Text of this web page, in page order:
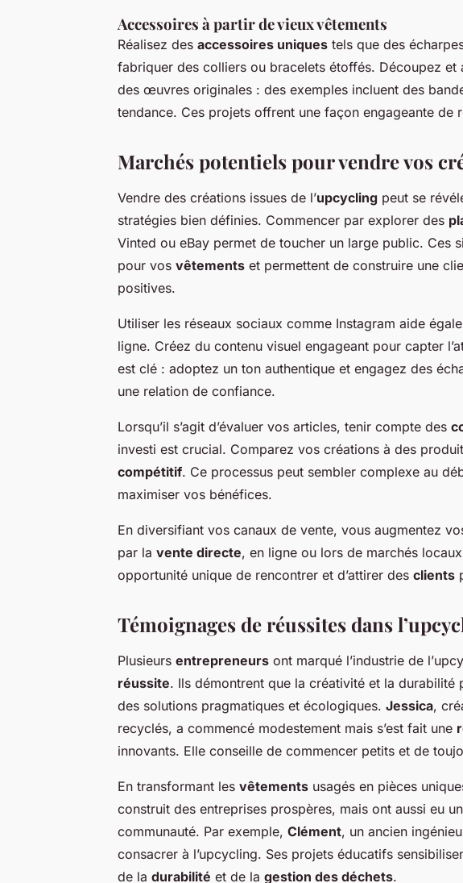
Accessoires à partir de vieux vêtements
Réalisez des accessoires uniques tels que des
fabriquer des colliers ou bracelets étoffés. Découpez et
des œuvres originales : des exemples incluent des
tendance. Ces projets offrent une façon engageante de
Marchés potentiels pour vendre vos
Vendre des créations issues de l’upcycling peut se
stratégies bien définies. Commencer par explorer des
Vinted ou eBay permet de toucher un large public. Ces
pour vos vêtements et permettent de construire une
positives.
Utiliser les réseaux sociaux comme Instagram aide
ligne. Créez du contenu visuel engageant pour capter
est clé : adoptez un ton authentique et engagez des
une relation de confiance.
Lorsqu’il s’agit d’évaluer vos articles, tenir compte des
investi est crucial. Comparez vos créations à des
compétitif. Ce processus peut sembler complexe au
maximiser vos bénéfices.
En diversifiant vos canaux de vente, vous augmentez
par la vente directe, en ligne ou lors de marchés
opportunité unique de rencontrer et d’attirer des clients
Témoignages de réussites dans
Plusieurs entrepreneurs ont marqué l’industrie de l’
réussite. Ils démontrent que la créativité et la
des solutions pragmatiques et écologiques. Jessica,
recyclés, a commencé modestement mais s’est fait une
innovants. Elle conseille de commencer petits et de
En transformant les vêtements usagés en pièces
construit des entreprises prospères, mais ont aussi eu
communauté. Par exemple, Clément, un ancien
consacrer à l’upcycling. Ses projets éducatifs
de la durabilité et de la gestion des déchets.